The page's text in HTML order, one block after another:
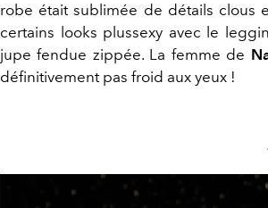
robe était sublimée de détails clous
certains looks plussexy avec le
jupe fendue zippée. La femme de
définitivement pas froid aux yeux !